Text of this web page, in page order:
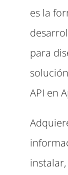
es la
para
API en